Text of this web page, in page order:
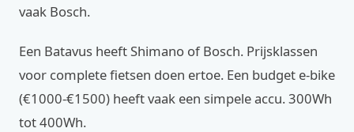
vaak Bosch.
Een Batavus heeft Shimano of Bosch. Prijsklassen
voor complete fietsen doen ertoe. Een budget e-bike
(€1000-€1500) heeft vaak een simpele accu. 300Wh
tot 400Wh.